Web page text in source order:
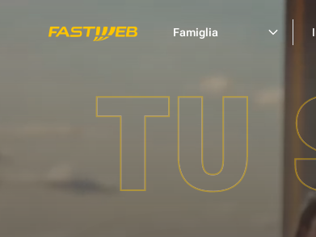
Famiglia
TU